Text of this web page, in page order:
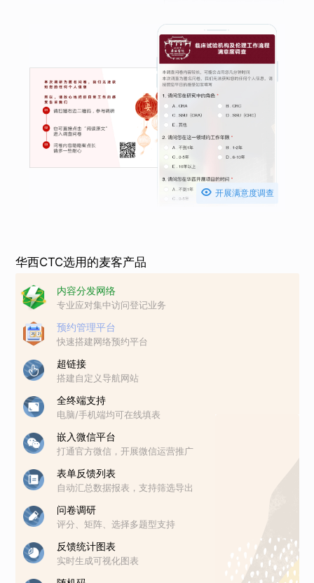
 开展满意度调查
华西CTC选用的麦客产品
内容分发网络
专业应对集中访问登记业务
预约管理平台
快速搭建网络预约平台
超链接
搭建自定义导航网站
全终端支持
电脑/手机端均可在线填表
嵌入微信平台
打通官方微信，开展微信运营推广
表单反馈列表
自动汇总数据报表，支持筛选导出
问卷调研
评分、矩阵、选择多题型支持
反馈统计图表
实时生成可视化图表